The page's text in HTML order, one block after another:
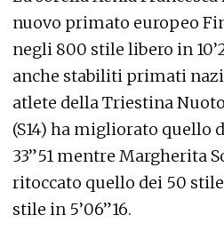
nuovo primato europeo
negli 800 stile libero in
anche stabiliti primati
atlete della Triestina
(S14) ha migliorato quello
33”51 mentre Margherita
ritoccato quello dei 50 stile
stile in 5’06”16.